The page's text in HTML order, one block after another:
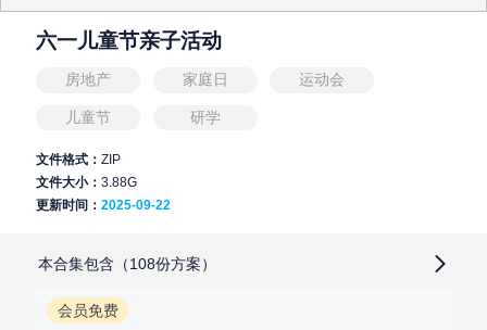
六一儿童节亲子活动
房地产 家庭日 运动会
儿童节 研学
文件格式：ZIP
文件大小：3.88G
更新时间：2025-09-22
本合集包含（108份方案）
会员免费